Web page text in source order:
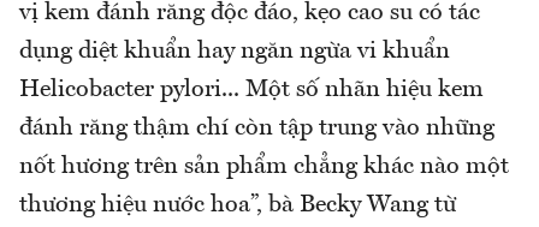
vị kem đánh răng độc đáo, kẹo cao su có tác
dụng diệt khuẩn hay ngăn ngừa vi khuẩn
Helicobacter pylori... Một số nhãn hiệu kem
đánh răng thậm chí còn tập trung vào những
nốt hương trên sản phẩm chẳng khác nào một
thương hiệu nước hoa”, bà Becky Wang từ